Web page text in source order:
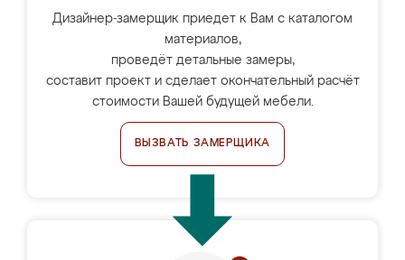
Дизайнер-замерщик приедет к Вам с каталогом
материалов,
проведёт детальные замеры,
составит проект и сделает окончательный расчёт
стоимости Вашей будущей мебели.
ВЫЗВАТЬ ЗАМЕРЩИКА